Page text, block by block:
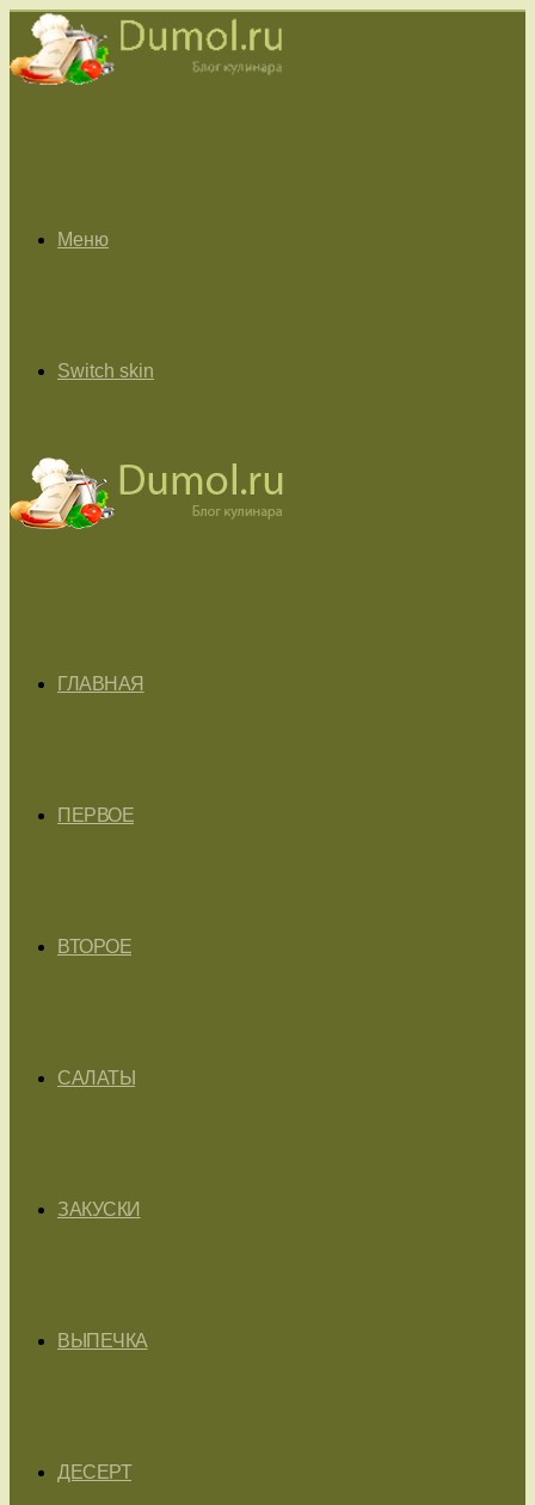
Меню
Switch skin
ГЛАВНАЯ
ПЕРВОЕ
ВТОРОЕ
САЛАТЫ
ЗАКУСКИ
ВЫПЕЧКА
ДЕСЕРТ